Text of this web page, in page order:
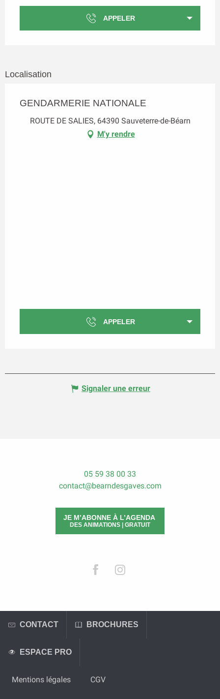
APPELER
Localisation
GENDARMERIE NATIONALE
ROUTE DE SALIES, 64390 Sauveterre-de-Béarn
M'y rendre
APPELER
Signaler une erreur
05 59 38 00 33
contact@bearndesgaves.com
JE M’ABONNE À L’AGENDA
DES ANIMATIONS | GRATUIT
CONTACT BROCHURES
ESPACE PRO
Mentions légales CGV